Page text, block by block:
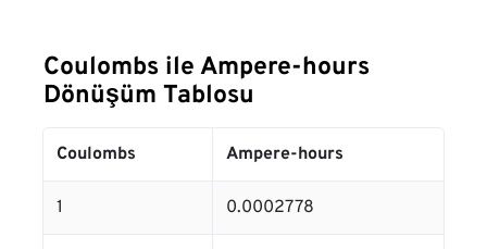
Coulombs ile Ampere-hours
Dönüşüm Tablosu
Coulombs Ampere-hours
1 0.0002778